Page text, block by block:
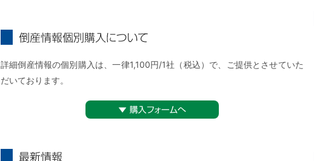
詳細倒産情報の個別購入は、一律1,100円/1社（税込）で、ご提供とさせていた
だいております。